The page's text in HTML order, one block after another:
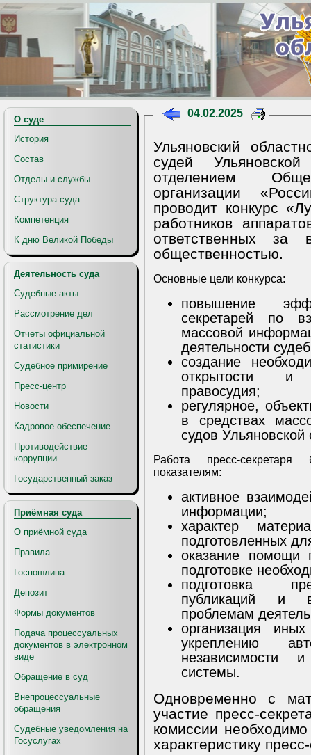
О суде
История
Состав
Отделы и службы
Структура суда
Компетенция
К дню Великой Победы
Деятельность суда
Судебные акты
Рассмотрение дел
Отчеты официальной
статистики
Судебное примирение
Пресс-центр
Новости
Кадровое обеспечение
Противодействие
коррупции
Государственный заказ
Приёмная суда
О приёмной суда
Правила
Госпошлина
Депозит
Формы документов
Подача процессуальных
документов в электронном
виде
Обращение в суд
Внепроцессуальные
обращения
Судебные уведомления на
Госуслугах
04.02.2025
Ульяновский
судей
отделением
организации
проводит конкурс
работников
ответственных
общественностью.
Основные цели конкурса:
повышение
секретарей по
массовой информации и всестороннему освещению
деятельности
создание
открытости и
правосудия;
регулярное,
в средствах
судов Ульяновской
Работа пресс-
показателям:
активное
информации;
характер
подготовленных
оказание помощи
подготовке
подготовка
публикаций и
проблемам
организация
укреплению
независимости и
системы.
Одновременно с
участие пресс-секретаря в этой работе, конкурсной
комиссии
характеристику